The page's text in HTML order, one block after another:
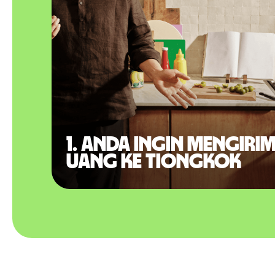
1. Anda ingin
uang ke Tiongkok